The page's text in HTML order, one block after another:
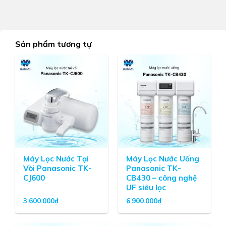
Sản phẩm tương tự
Máy Lọc Nước Tại
Vòi Panasonic TK-
CJ600
3.600.000₫
Máy Lọc Nước Uống
Panasonic TK-
CB430 – công nghệ
UF siêu lọc
6.900.000₫